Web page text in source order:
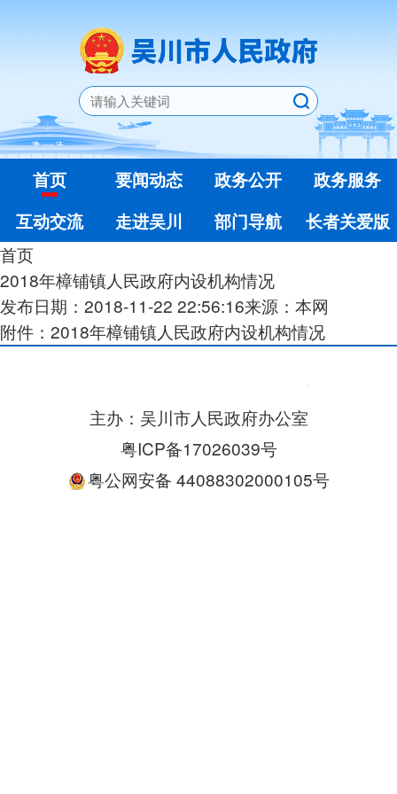
首页 要闻动态 政务公开
政务服务
互动交流
走进吴川 部门导航
长者关爱版
首页
2018年樟铺镇人民政府内设机构情况
发布日期：2018-11-22 22:56:16来源：本网
附件：2018年樟铺镇人民政府内设机构情况
主办：吴川市人民政府办公室
粤ICP备17026039号
粤公网安备 44088302000105号